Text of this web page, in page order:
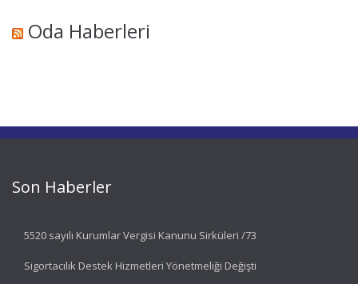
Oda Haberleri
Son Haberler
5520 sayılı Kurumlar Vergisi Kanunu Sirküleri /73
Sigortacılık Destek Hizmetleri Yönetmeliği Değişti